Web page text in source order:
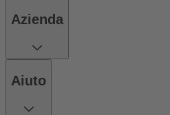
Azienda
Aiuto